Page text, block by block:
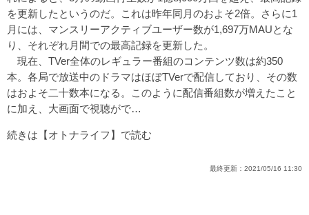
を更新したというのだ。これは昨年同月のおよそ2倍。さらに1
月には、マンスリーアクティブユーザー数が1,697万MAUとな
り、それぞれ月間での最高記録を更新した。
現在、TVer全体のレギュラー番組のコンテンツ数は約350
本。各局で放送中のドラマはほぼTVerで配信しており、その数
はおよそ二十数本になる。このように配信番組数が増えたこと
に加え、大画面で視聴がで…
続きは【オトナライフ】で読む
最終更新： 2021/05/16 11:30